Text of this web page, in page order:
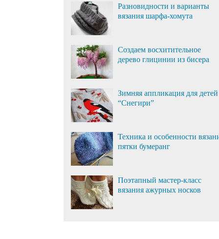
Разновидности и варианты
вязания шарфа-хомута
Создаем восхитительное
дерево глицинии из бисера
Зимняя аппликация для детей
“Снегири”
Техника и особенности
пятки бумеранг
Поэтапный мастер-класс
вязания ажурных носков